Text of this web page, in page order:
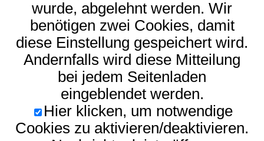
wurde, abgelehnt werden. Wir
benötigen zwei Cookies, damit
diese Einstellung gespeichert wird.
Andernfalls wird diese Mitteilung
bei jedem Seitenladen
eingeblendet werden.
Hier klicken, um notwendige
Cookies zu aktivieren/deaktivieren.